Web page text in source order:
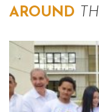
AROUND